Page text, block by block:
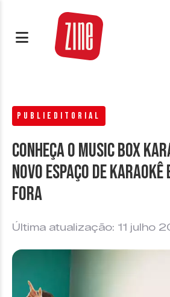
PUBLIEDITORIAL
Conheça o Music Box
novo espaço de karaokê
Fora
Última atualização: 11 julho